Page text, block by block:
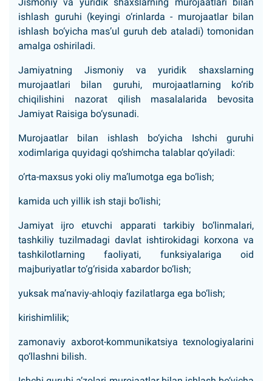
ishlash guruhi (keyingi o‘rinlarda - murojaatlar bilan
ishlash bo‘yicha mas’ul guruh deb ataladi) tomonidan
amalga oshiriladi.
Jamiyatning Jismoniy va yuridik shaxslarning
murojaatlari bilan guruhi, murojaatlarning ko‘rib
chiqilishini nazorat qilish masalalarida bevosita
Jamiyat Raisiga bo‘ysunadi.
Murojaatlar bilan ishlash bo‘yicha Ishchi guruhi
xodimlariga quyidagi qo‘shimcha talablar qo‘yiladi:
o‘rta-maxsus yoki oliy ma’lumotga ega bo‘lish;
kamida uch yillik ish staji bo‘lishi;
Jamiyat ijro etuvchi apparati tarkibiy bo‘linmalari,
tashkiliy tuzilmadagi davlat ishtirokidagi korxona va
tashkilotlarning faoliyati, funksiyalariga oid
majburiyatlar to‘g‘risida xabardor bo‘lish;
yuksak ma’naviy-ahloqiy fazilatlarga ega bo‘lish;
kirishimlilik;
zamonaviy axborot-kommunikatsiya texnologiyalarini
qo‘llashni bilish.